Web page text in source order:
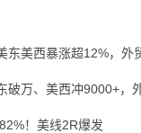
东美西暴涨超12%，外
破万、美西冲9000+，
！美线2R爆发